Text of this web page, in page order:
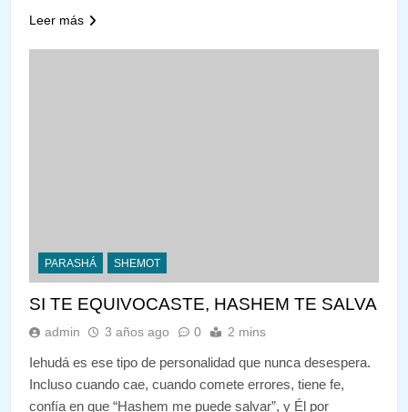
Leer más
PARASHÁ SHEMOT
SI TE EQUIVOCASTE, HASHEM TE SALVA
admin 3 años ago 0 2 mins
Iehudá es ese tipo de personalidad que nunca desespera.
Incluso cuando cae, cuando comete errores, tiene fe,
confía en que “Hashem me puede salvar”, y Él por